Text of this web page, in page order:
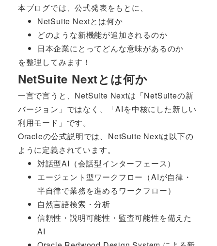
本ブログでは、公式発表をもとに、
NetSuite Nextとは何か
どのような新機能が追加されるのか
日本企業にとってどんな意味があるのか
を整理してみます！
NetSuite Nextとは何か
一言で言うと、NetSuite Nextは「NetSuiteの新
バージョン」ではなく、「AIを中核にした新しい
利用モード」です。
Oracleの公式説明では、NetSuite Nextは以下の
ように定義されています。
対話型AI（会話型インターフェース）
エージェント型ワークフロー（AIが自律・
半自律で業務を進めるワークフロー）
自然言語検索・分析
信頼性・説明可能性・監査可能性を備えた
AI